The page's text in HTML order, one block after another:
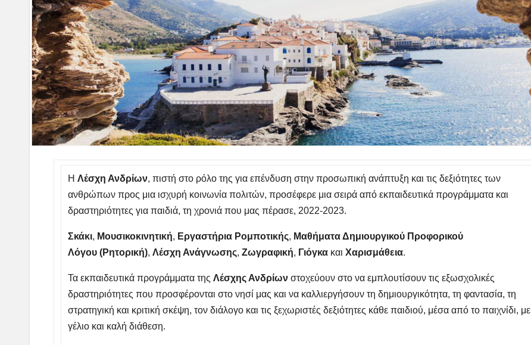
ΗΛέσχη Ανδρίων, πιστή στο ρόλο της για επένδυση στην προσωπική ανάπτυξη και τις δεξιότητες των
ανθρώπων προς μια ισχυρή κοινωνία πολιτών, προσέφερε μια σειρά από εκπαιδευτικά προγράμματα και
δραστηριότητες για παιδιά, τη χρονιά που μας πέρασε, 2022-2023.
Σκάκι, Μουσικοκινητική, Εργαστήρια Ρομποτικής, Μαθήματα Δημιουργικού Προφορικού
Λόγου (Ρητορική),Λέσχη Ανάγνωσης,Ζωγραφική, Γιόγκα καιΧαρισμάθεια.
Τα εκπαιδευτικά προγράμματα τηςΛέσχης Ανδρίων στοχεύουν στο να εμπλουτίσουν τις εξωσχολικές
δραστηριότητες που προσφέρονται στο νησί μας και να καλλιεργήσουν τη δημιουργικότητα, τη φαντασία, τη
στρατηγική και κριτική σκέψη, τον διάλογο και τις ξεχωριστές δεξιότητες κάθε παιδιού, μέσα από το παιχνίδι, με
γέλιο και καλή διάθεση.